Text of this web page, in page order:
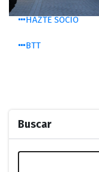
HAZTE SOCIO
BTT
Buscar